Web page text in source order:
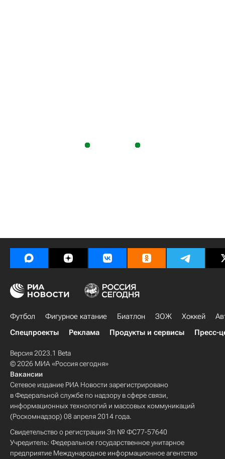
Футбол Фигурное катание Биатлон ЗОЖ Хоккей
Спецпроекты
Реклама Продукты и сервисы Пресс-
Версия 2023.1 Beta
© 2026 МИА «Россия сегодня»
Вакансии
Сетевое издание РИА Новости зарегистрировано
в Федеральной службе по надзору в сфере связи,
информационных технологий и массовых коммуникаций
(Роскомнадзор) 08 апреля 2014 года.
Свидетельство о регистрации Эл № ФС77-57640
Учредитель: Федеральное государственное унитарное
предприятие Международное информационное агентство